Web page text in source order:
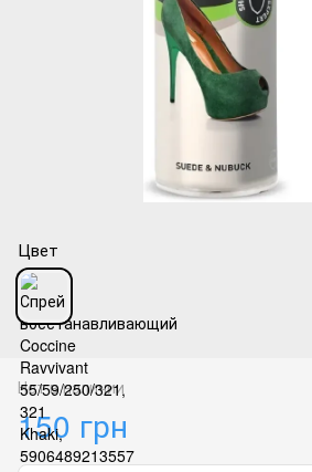
Цвет
Нет в наличии
150 грн